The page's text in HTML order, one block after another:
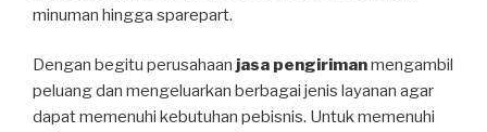
minuman hingga sparepart.
Dengan begitu perusahaan jasa pengirimanmengambil
peluang dan mengeluarkan berbagai jenis layanan agar
dapat memenuhi kebutuhan pebisnis. Untuk memenuhi